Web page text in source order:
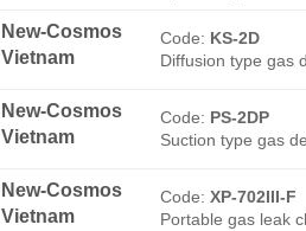
New-Cosmos
Vietnam
Code: KS-2D
Diffusion type gas
New-Cosmos
Vietnam
Code: PS-2DP
Suction type gas
New-Cosmos
Vietnam
Code:XP-702III-F
Portable gas leak